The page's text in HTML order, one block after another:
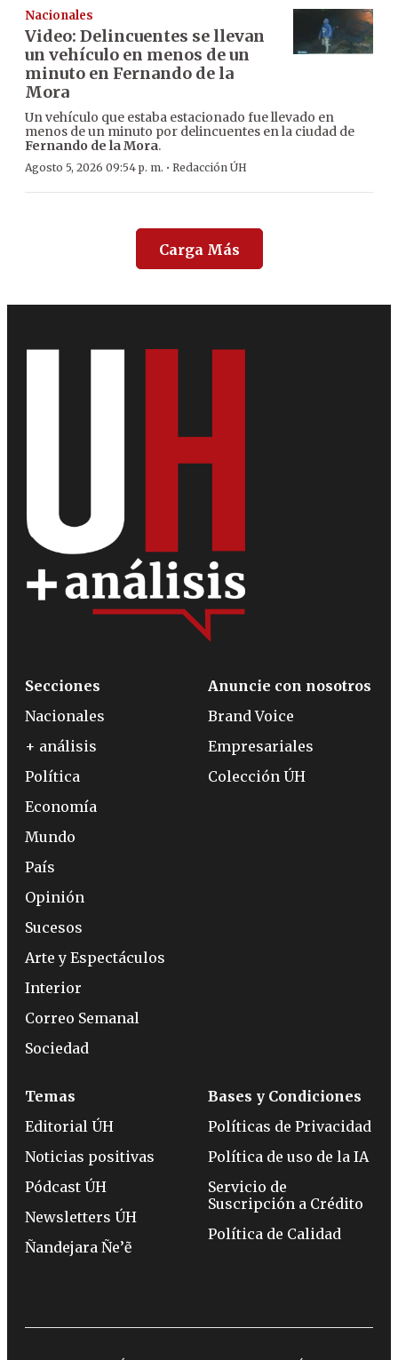
Nacionales
Video: Delincuentes se llevan
un vehículo en menos de un
minuto en Fernando de la
Mora
Un vehículo que estaba estacionado fue llevado en
menos de un minuto por delincuentes en la ciudad de
Fernando de la Mora.
Agosto 5, 2026 09:54 p. m. · Redacción ÚH
Carga Más
Secciones
Nacionales
+ análisis
Política
Economía
Mundo
País
Opinión
Sucesos
Arte y Espectáculos
Interior
Correo Semanal
Sociedad
Anuncie con nosotros
Brand Voice
Empresariales
Colección ÚH
Temas
Editorial ÚH
Noticias positivas
Pódcast ÚH
Newsletters ÚH
Ñandejara Ñe’ẽ
Bases y Condiciones
Políticas de Privacidad
Política de uso de la IA
Servicio de
Suscripción a Crédito
Política de Calidad